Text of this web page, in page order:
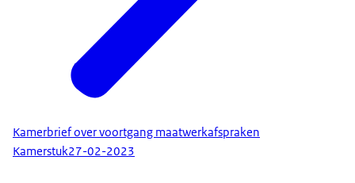
Kamerbrief over voortgang maatwerkafspraken
Kamerstuk27-02-2023